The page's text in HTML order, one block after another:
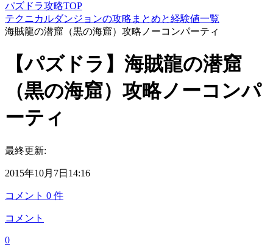
パズドラ攻略TOP
テクニカルダンジョンの攻略まとめと経験値一覧
海賊龍の潜窟（黒の海窟）攻略ノーコンパーティ
【パズドラ】海賊龍の潜窟
（黒の海窟）攻略ノーコンパ
ーティ
最終更新:
2015年10月7日14:16
コメント 0 件
コメント
0